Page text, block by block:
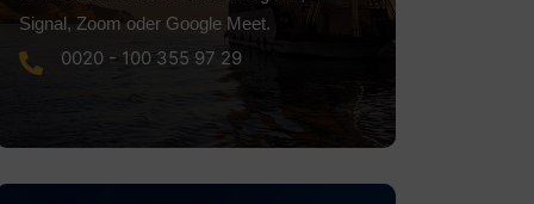
Signal, Zoom oder Google Meet.
0020 - 100 355 97 29